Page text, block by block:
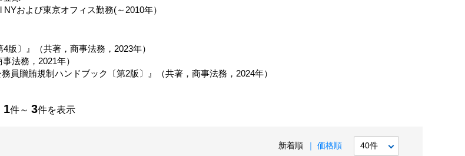
およぴ東京オフィス勤務(～2010年）
版〕』（共著，商事法務，2023年）
法務，2021年）
員贈賄規制ハンドブック〔第2版〕』（共著，商事法務，2024年）
1件～ 3件を表示
新着順 価格順